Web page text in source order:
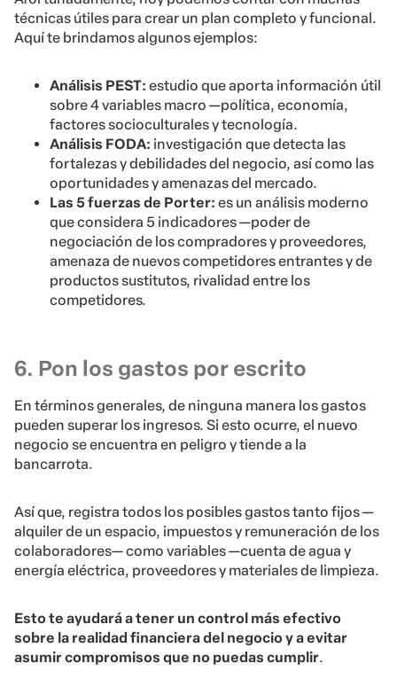
técnicas útiles para crear un plan completo y funcional.
Aquí te brindamos algunos ejemplos:
Análisis PEST: estudio que aporta información útil
sobre 4 variables macro —política, economía,
factores socioculturales y tecnología.
Análisis FODA: investigación que detecta las
fortalezas y debilidades del negocio, así como las
oportunidades y amenazas del mercado.
Las 5 fuerzas de Porter: es un análisis moderno
que considera 5 indicadores —poder de
negociación de los compradores y proveedores,
amenaza de nuevos competidores entrantes y de
productos sustitutos, rivalidad entre los
competidores.
6. Pon los gastos por escrito
En términos generales, de ninguna manera los gastos
pueden superar los ingresos. Si esto ocurre, el nuevo
negocio se encuentra en peligro y tiende a la
bancarrota.
Así que, registra todos los posibles gastos tanto fijos —
alquiler de un espacio, impuestos y remuneración de los
colaboradores— como variables —cuenta de agua y
energía eléctrica, proveedores y materiales de limpieza.
Esto te ayudará a tener un control más efectivo
sobre la realidad financiera del negocio y a evitar
asumir compromisos que no puedas cumplir.